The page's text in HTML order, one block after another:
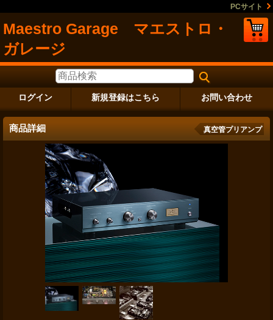
PCサイト
Maestro Garage マエストロ・
ガレージ
ログイン 新規登録はこちら お問い合わせ
商品詳細 真空管プリアンプ